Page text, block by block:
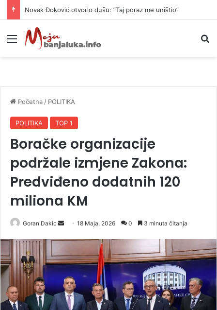
Novak Đoković otvorio dušu: “Taj poraz me uništio”
Meni
Početna / POLITIKA
POLITIKA TOP 1
Boračke organizacije
podržale izmjene Zakona:
Predviđeno dodatnih 120
miliona KM
Goran Dakic
d
a
n
e
m
18 Maja, 2026 0 3 minuta čitanja